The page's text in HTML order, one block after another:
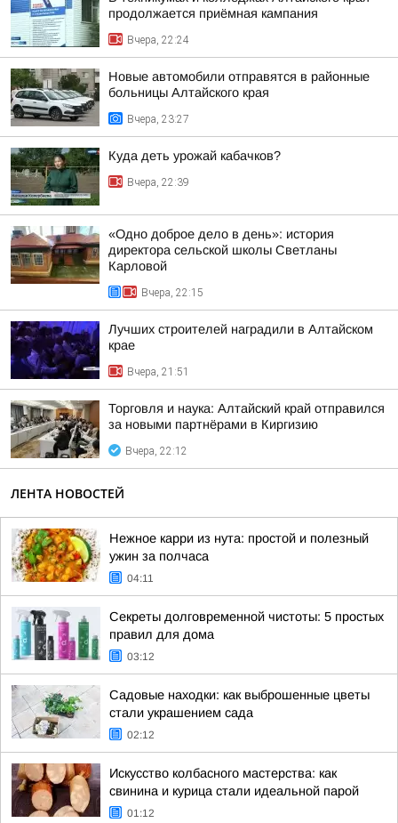
продолжается приёмная кампания
Вчера, 22:24
Новые автомобили отправятся в районные
больницы Алтайского края
Вчера, 23:27
Куда деть урожай кабачков?
Вчера, 22:39
«Одно доброе дело в день»: история
директора сельской школы Светланы
Карловой
Вчера, 22:15
Лучших строителей наградили в Алтайском
крае
Вчера, 21:51
Торговля и наука: Алтайский край отправился
за новыми партнёрами в Киргизию
Вчера, 22:12
ЛЕНТА НОВОСТЕЙ
Нежное карри из нута: простой и полезный
ужин за полчаса
04:11
Секреты долговременной чистоты: 5 простых
правил для дома
03:12
Садовые находки: как выброшенные цветы
стали украшением сада
02:12
Искусство колбасного мастерства: как
свинина и курица стали идеальной парой
01:12